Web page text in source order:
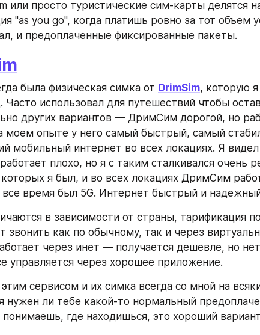
или просто туристические сим-карты делятся
"as you go", когда платишь ровно за тот объем
и предоплаченные фиксированные пакеты.
была физическая симка от DrimSim, которую
Часто использовал для путешествий чтобы
других вариантов — ДримСим дорогой, но
моем опыте у него самый быстрый, самый
мобильный интернет во всех локациях. Я
плохо, но я с таким сталкивался очень
которых я был, и во всех локациях ДримСим
все время был 5G. Интернет быстрый и
в зависимости от страны, тарификация
звонить как по обычному, так и через
через инет — получается дешевле, но
управляется через хорошее приложение.
сервисом и их симка всегда со мной на
нужен ли тебе какой-то нормальный
где находишься, это хороший